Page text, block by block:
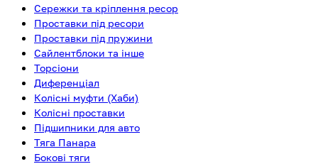
Сережки та кріплення ресор
Проставки під ресори
Проставки під пружини
Сайлентблоки та інше
Торсіони
Диференціал
Колісні муфти (Хаби)
Колісні проставки
Підшипники для авто
Тяга Панара
Бокові тяги